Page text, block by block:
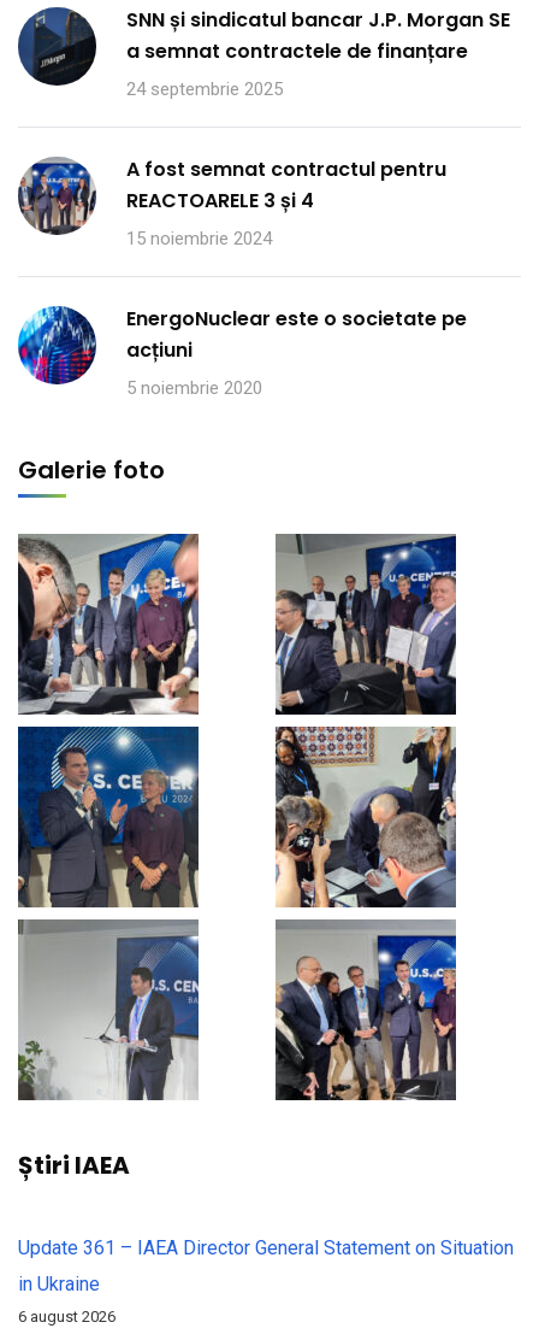
SNN și sindicatul bancar J.P. Morgan SE
a semnat contractele de finanțare
24 septembrie 2025
A fost semnat contractul pentru
REACTOARELE 3 și 4
15 noiembrie 2024
EnergoNuclear este o societate pe
acțiuni
5 noiembrie 2020
Galerie foto
Știri IAEA
Update 361 – IAEA Director General Statement on Situation
in Ukraine
6 august 2026